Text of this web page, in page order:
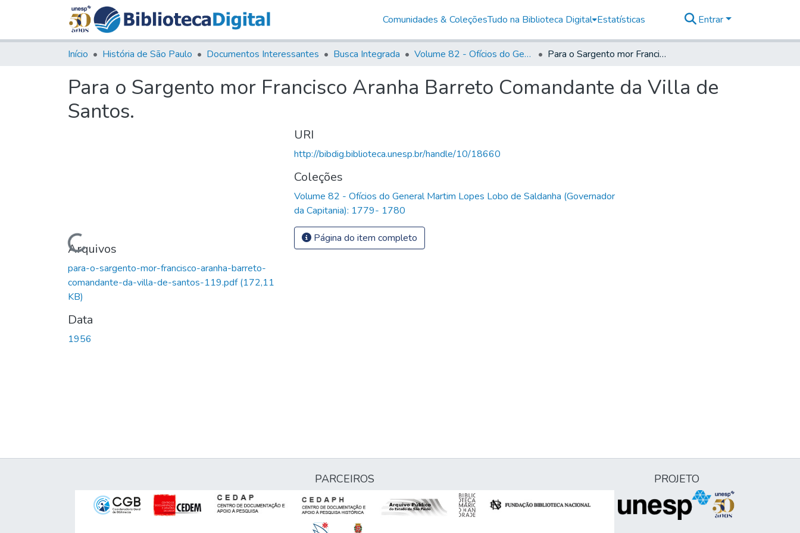
Comunidades & ColeçõesTudo na Biblioteca Digital Estatísticas Entrar
Início História de São Paulo Documentos Interessantes Busca Integrada Volume 82 - Ofícios do General Martim Lopes Lobo de Saldanha (Governador da Capitania): 1779- 1780 Para o Sargento mor Francisco Aranha Barreto Comandante da Villa de Santos.
Para o Sargento mor Francisco Aranha Barreto Comandante da Villa de
Santos.
Carregando...
Arquivos
para-o-sargento-mor-francisco-aranha-barreto-
comandante-da-villa-de-santos-119.pdf(172,11
KB)
Data
1956
URI
http://bibdig.biblioteca.unesp.br/handle/10/18660
Coleções
Volume 82 - Ofícios do General Martim Lopes Lobo de Saldanha (Governador
da Capitania): 1779- 1780
Página do item completo
PARCEIROS PROJETO